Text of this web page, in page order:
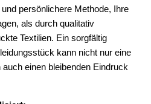
persönlichere Methode, Ihre
als durch qualitativ
Textilien. Ein sorgfältig
kann nicht nur eine
einen bleibenden Eindruck